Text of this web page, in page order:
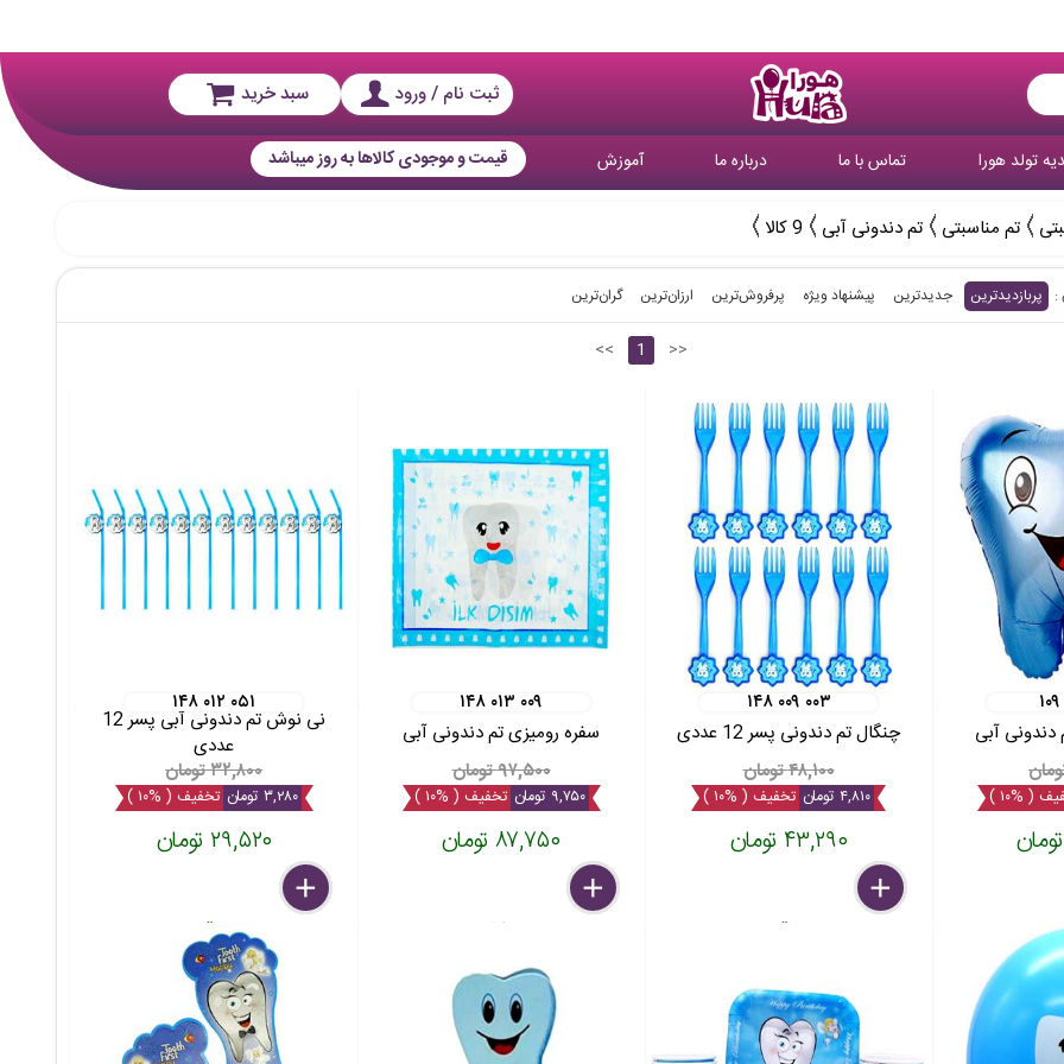
ثبت نام / ورود سبد خرید
تولد هورا تماس با ما درباره ما آموزش قیمت و موجودی کالاها به روز میباشد
تم مناسبتی تم دندونی آبی 9 کالا
پربازدیدترین جدیدترین پیشنهاد ویژه پرفروش‌ترین‌ ارزان‌ترین گران‌ترین
<< 1 >>
دندونی آبی
( %۱۰ )
۱۴۸ ۰۰۹ ۰۰۳
چنگال تم دندونی پسر 12 عددی
۴۸,۱۰۰ تومان
۴,۸۱۰ تومان تخفیف ( %۱۰ )
۴۳,۲۹۰ تومان
delete
remove
add
بسته
۱۴۸ ۰۱۳ ۰۰۹
سفره رومیزی تم دندونی آبی
۹۷,۵۰۰ تومان
۹,۷۵۰ تومان تخفیف ( %۱۰ )
۸۷,۷۵۰ تومان
delete
remove
add
عدد
۱۴۸ ۰۱۲ ۰۵۱
نی نوش تم دندونی آبی پسر 12
عددی
۳۲,۸۰۰ تومان
۳,۲۸۰ تومان تخفیف ( %۱۰ )
۲۹,۵۲۰ تومان
delete
remove
add
بسته